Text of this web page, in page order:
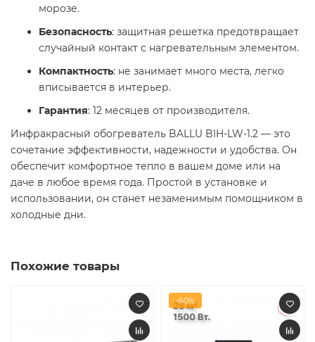
морозе.
Безопасность: защитная решетка предотвращает
случайный контакт с нагревательным элементом.
Компактность: не занимает много места, легко
вписывается в интерьер.
Гарантия: 12 месяцев от производителя.​
Инфракрасный обогреватель BALLU BIH-LW-1.2 — это
сочетание эффективности, надежности и удобства. Он
обеспечит комфортное тепло в вашем доме или на
даче в любое время года. Простой в установке и
использовании, он станет незаменимым помощником в
холодные дни.​
Похожие товары
-60%